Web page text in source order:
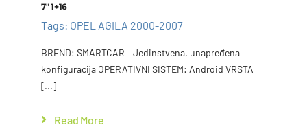
7″ 1+16
Tags: OPEL AGILA 2000-2007
BREND: SMARTCAR – Jedinstvena, unapređena
konfiguracija OPERATIVNI SISTEM: Android VRSTA
[...]
Read More